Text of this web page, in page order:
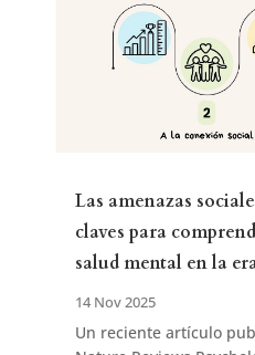
Las amenazas
claves para
salud mental en la
14 Nov 2025
Un reciente artículo